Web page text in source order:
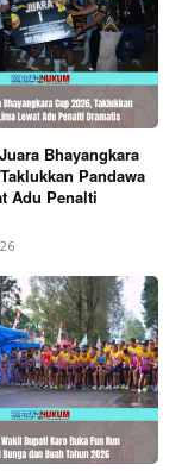
Bhayangkara
Pandawa
Adu Penalti